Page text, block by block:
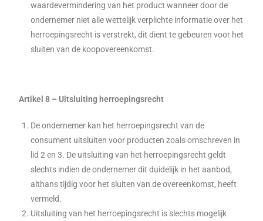
waardevermindering van het product wanneer door de
ondernemer niet alle wettelijk verplichte informatie over het
herroepingsrecht is verstrekt, dit dient te gebeuren voor het
sluiten van de koopovereenkomst.
Artikel 8 – Uitsluiting herroepingsrecht
De ondernemer kan het herroepingsrecht van de
consument uitsluiten voor producten zoals omschreven in
lid 2 en 3. De uitsluiting van het herroepingsrecht geldt
slechts indien de ondernemer dit duidelijk in het aanbod,
althans tijdig voor het sluiten van de overeenkomst, heeft
vermeld.
Uitsluiting van het herroepingsrecht is slechts mogelijk